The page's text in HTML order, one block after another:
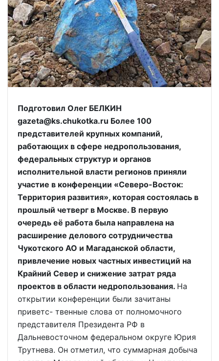
Подготовил Олег БЕЛКИН
gazeta@ks.chukotka.ru Более 100
представителей крупных компаний,
работающих в сфере недропользования,
федеральных структур и органов
исполнительной власти регионов приняли
участие в конференции «Северо-Восток:
Территория развития», которая состоялась в
прошлый четверг в Москве. В первую
очередь её работа была направлена на
расширение делового сотрудничества
Чукотского АО и Магаданской области,
привлечение новых частных инвестиций на
Крайний Север и снижение затрат ряда
проектов в области недропользования. На
открытии конференции были зачитаны
приветс- твенные слова от полномочного
представителя Президента РФ в
Дальневосточном федеральном округе Юрия
Трутнева. Он отметил, что суммарная добыча